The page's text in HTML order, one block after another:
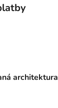
architektura